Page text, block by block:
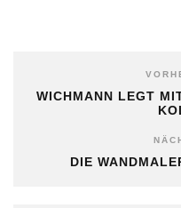
WICHMANN LEGT
DIE